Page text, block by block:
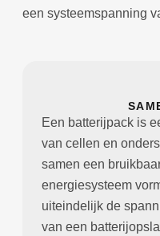
een systeemspanning
Een batterijpack is
van cellen en
samen een
energiesysteem
uiteindelijk de
van een